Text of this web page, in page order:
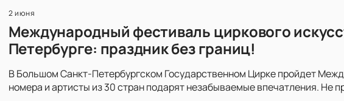
2 июня
Международный фестиваль циркового
Петербурге: праздник без границ!
В Большом Санкт-Петербургском Государственном Цирке пройдет
номера и артисты из 30 стран подарят незабываемые впечатления. Не